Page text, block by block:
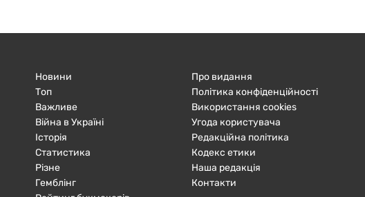
Новини
Топ
Важливе
Війна в Україні
Історія
Статистика
Різне
Гемблінг
Про видання
Політика конфіденційності
Використання cookies
Угода користувача
Редакційна політика
Кодекс етики
Наша редакція
Контакти